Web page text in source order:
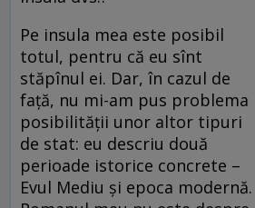
Pe insula mea este posibil
totul, pentru că eu sînt
stăpînul ei. Dar, în cazul de
față, nu mi-am pus problema
posibilității unor altor tipuri
de stat: eu descriu două
perioade istorice concrete –
Evul Mediu și epoca modernă.